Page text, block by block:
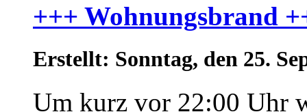
+++ Wohnungsbrand
Erstellt: Sonntag, den 25.
Um kurz vor 22:00 Uhr